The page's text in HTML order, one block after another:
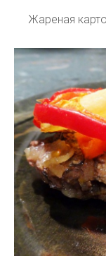
Жареная